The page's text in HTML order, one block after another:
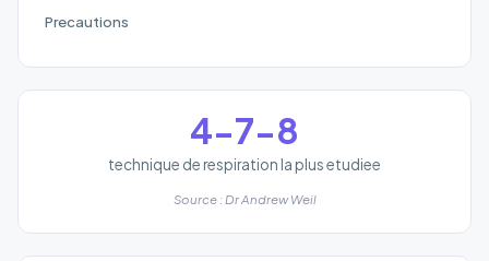
Precautions
4-7-8
technique de respiration la plus etudiee
Source : Dr Andrew Weil